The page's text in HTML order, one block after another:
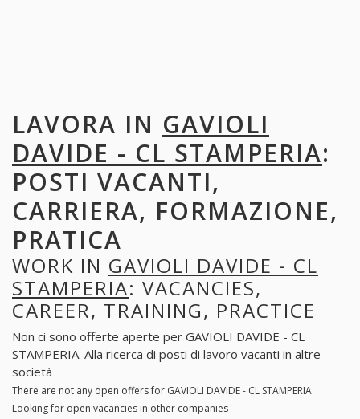
LAVORA IN GAVIOLI
DAVIDE - CL STAMPERIA:
POSTI VACANTI,
CARRIERA, FORMAZIONE,
PRATICA
WORK IN GAVIOLI DAVIDE - CL
STAMPERIA: VACANCIES,
CAREER, TRAINING, PRACTICE
Non ci sono offerte aperte per GAVIOLI DAVIDE - CL
STAMPERIA. Alla ricerca di posti di lavoro vacanti in altre
società
There are not any open offers for GAVIOLI DAVIDE - CL STAMPERIA.
Looking for open vacancies in other companies